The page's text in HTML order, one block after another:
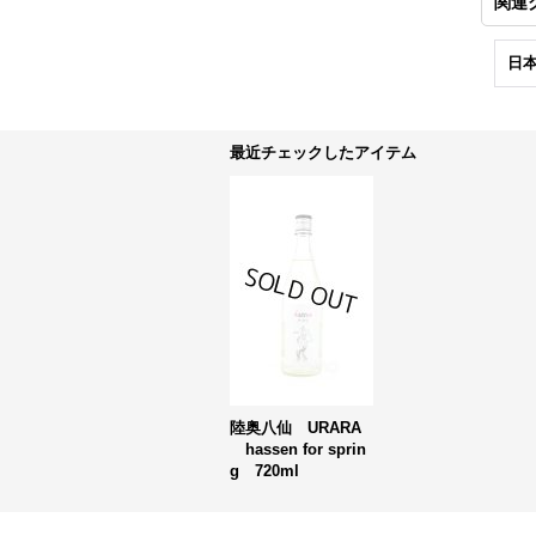
日
最近チェックしたアイテム
陸奥八仙 URARA
hassen for sprin
g 720ml